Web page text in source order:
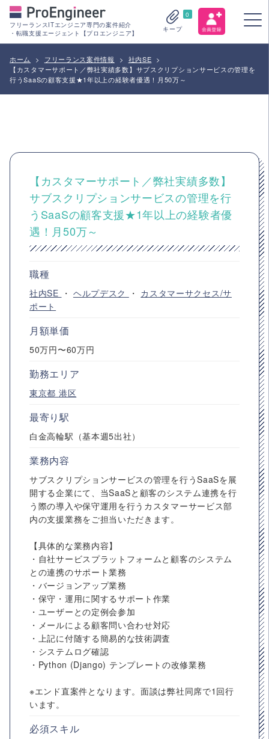
フリーランスITエンジニア専門の案件紹介
・転職支援エージェント【プロエンジニア】
0
キープ
ホーム > フリーランス案件情報 > 社内SE >
【カスタマーサポート／弊社実績多数】サブスクリプションサービスの管理を
行うSaaSの顧客支援★1年以上の経験者優遇！月50万～
【カスタマーサポート／弊社実績多数】
サブスクリプションサービスの管理を行
うSaaSの顧客支援★1年以上の経験者優
遇！月50万～
職種
社内SE ・ ヘルプデスク ・ カスタマーサクセス/サ
ポート
月額単価
50万円〜60万円
勤務エリア
東京都 港区
最寄り駅
白金高輪駅（基本週5出社）
業務内容
サブスクリプションサービスの管理を行うSaaSを展
開する企業にて、当SaaSと顧客のシステム連携を行
う際の導入や保守運用を行うカスタマーサービス部
内の支援業務をご担当いただきます。
【具体的な業務内容】
・自社サービスプラットフォームと顧客のシステム
との連携のサポート業務
・バージョンアップ業務
・保守・運用に関するサポート作業
・ユーザーとの定例会参加
・メールによる顧客問い合わせ対応
・上記に付随する簡易的な技術調査
・システムログ確認
・Python (Django) テンプレートの改修業務
※エンド直案件となります。面談は弊社同席で1回行
います。
必須スキル